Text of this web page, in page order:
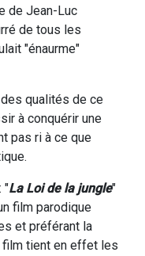
de Jean-Luc
de tous les
"énaurme"
qualités de ce
à conquérir une
pas ri à ce que
"La Loi de la jungle"
film parodique
et préférant la
film tient en effet les